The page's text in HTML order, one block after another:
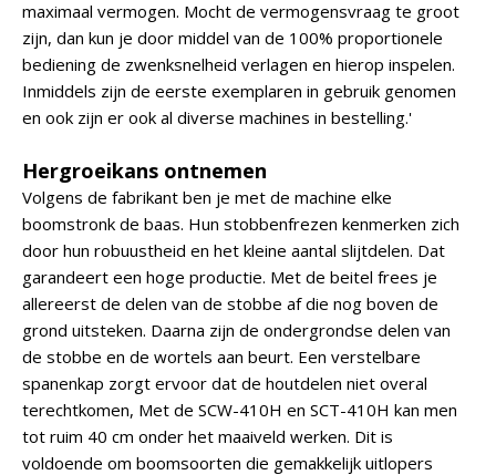
maximaal vermogen. Mocht de vermogensvraag te groot
zijn, dan kun je door middel van de 100% proportionele
bediening de zwenksnelheid verlagen en hierop inspelen.
Inmiddels zijn de eerste exemplaren in gebruik genomen
en ook zijn er ook al diverse machines in bestelling.'
Hergroeikans ontnemen
Volgens de fabrikant ben je met de machine elke
boomstronk de baas. Hun stobbenfrezen kenmerken zich
door hun robuustheid en het kleine aantal slijtdelen. Dat
garandeert een hoge productie. Met de beitel frees je
allereerst de delen van de stobbe af die nog boven de
grond uitsteken. Daarna zijn de ondergrondse delen van
de stobbe en de wortels aan beurt. Een verstelbare
spanenkap zorgt ervoor dat de houtdelen niet overal
terechtkomen, Met de SCW-410H en SCT-410H kan men
tot ruim 40 cm onder het maaiveld werken. Dit is
voldoende om boomsoorten die gemakkelijk uitlopers